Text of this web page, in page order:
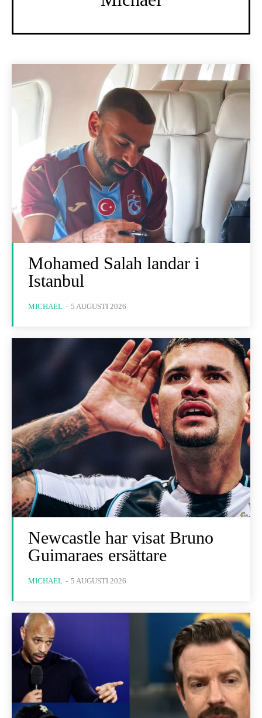
Mohamed Salah landar i
Istanbul
MICHAEL - 5 AUGUSTI 2026
Newcastle har visat Bruno
Guimaraes ersättare
MICHAEL - 5 AUGUSTI 2026